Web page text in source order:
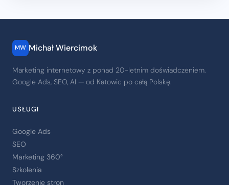
MW Michał Wiercimok
Marketing internetowy z ponad 20-letnim doświadczeniem.
Google Ads, SEO, AI — od Katowic po całą Polskę.
USŁUGI
Google Ads
SEO
Marketing 360°
Szkolenia
Tworzenie stron